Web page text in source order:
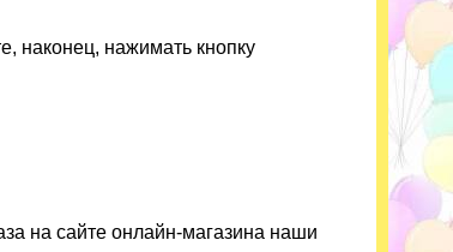
наконец, нажимать кнопку
на сайте онлайн-магазина наши